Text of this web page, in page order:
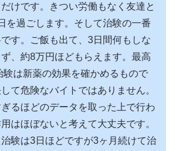
けです。きつい労働もなく友達と
を過ごします。そして治験の一番
す。ご飯も出て、3日間何もしな
、約8万円ほどもらえます。最高
験は新薬の効果を確かめるもので
て危険なバイトではありません。
るほどのデータを取った上で行わ
はほぼないと考えて大丈夫です。
験は3日ほどですが3ヶ月続けて治